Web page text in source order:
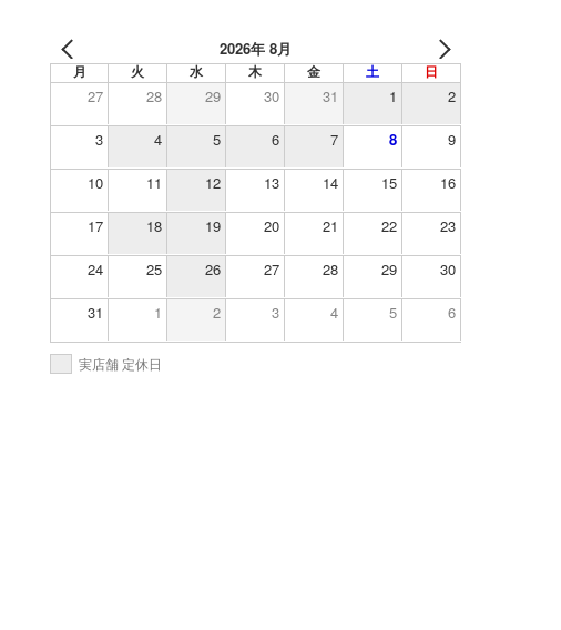
2026年 8月
月 火 水 木 金 土 日
27 28 29 30 31 1 2
3 4 5 6 7 8 9
10 11 12 13 14 15 16
17 18 19 20 21 22 23
24 25 26 27 28 29 30
31 1 2 3 4 5 6
実店舗 定休日